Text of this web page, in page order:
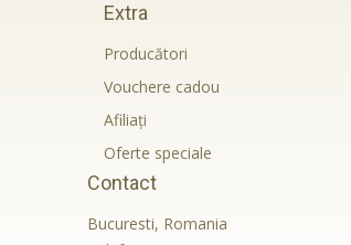
Extra
Producători
Vouchere cadou
Afiliaţi
Oferte speciale
Contact
Bucuresti, Romania